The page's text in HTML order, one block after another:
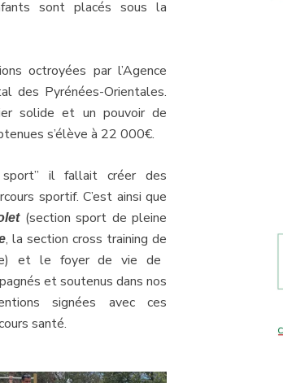
sont placés sous la
octroyées par l’Agence
des Pyrénées-Orientales.
solide et un pouvoir de
s’élève à 22 000€.
il fallait créer des
sportif. C’est ainsi que
(section sport de pleine
, la section cross training de
et le foyer de vie de
et soutenus dans nos
signées avec ces
santé.